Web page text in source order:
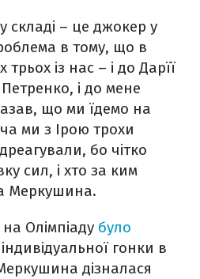
складі – це джокер у
в тому, що в
трьох із нас – і до Дарїї
і до мене
що ми їдемо на
ми з Ірою трохи
бо чітко
сил, і хто за ким
Меркушина.
Олімпіаду було
гонки в
дізналася